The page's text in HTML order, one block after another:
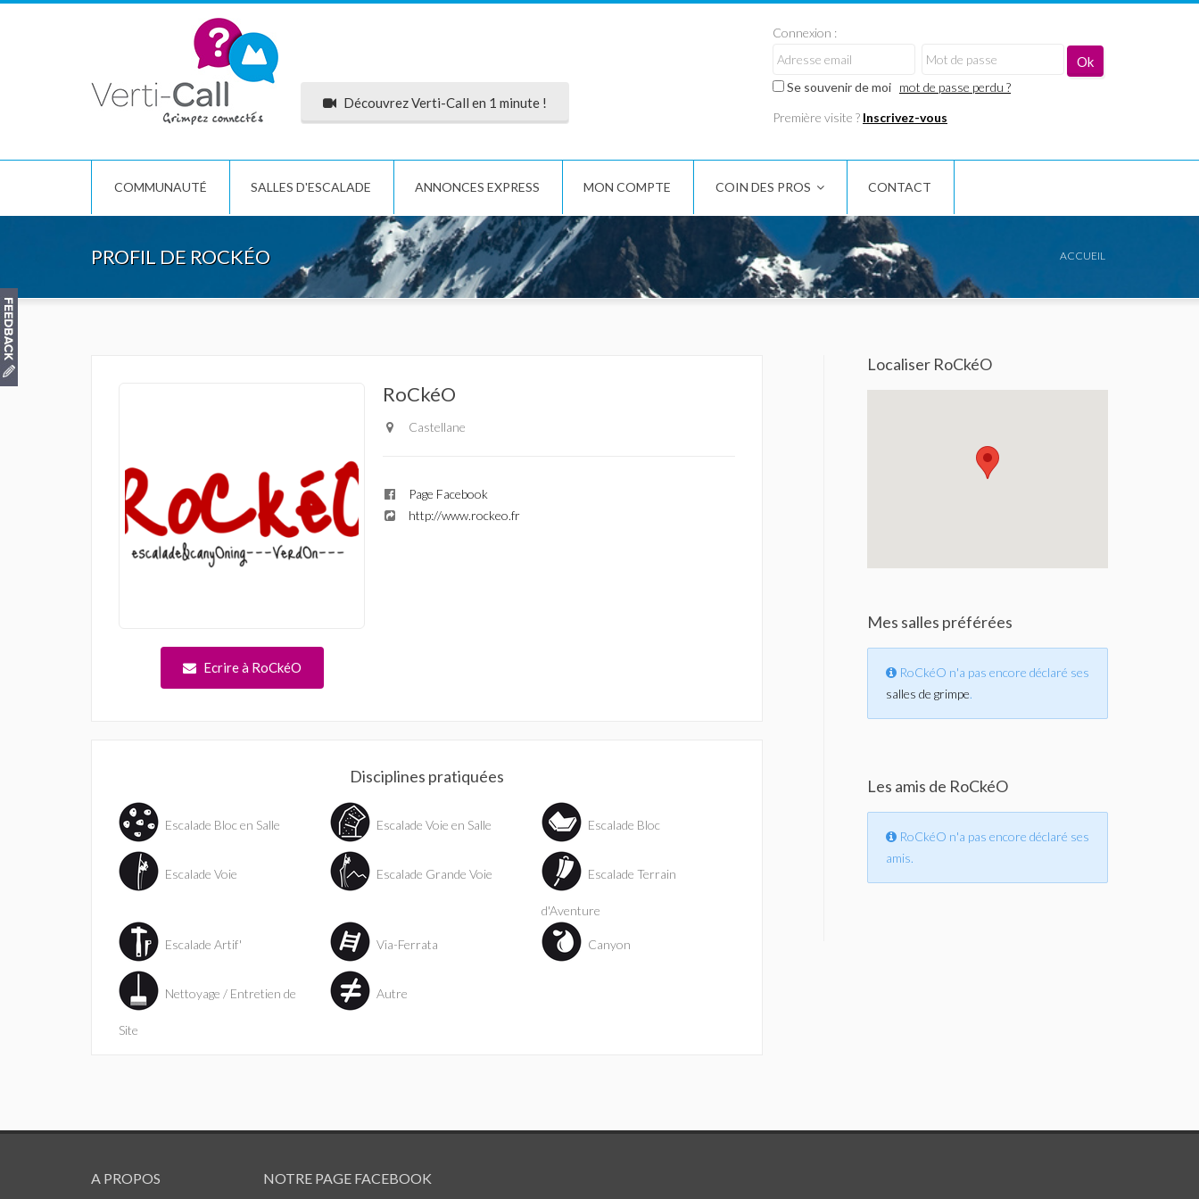
Découvrez Verti-Call en 1 minute !
Connexion :
Se souvenir de moi mot de passe perdu ?
Première visite ? Inscrivez-vous
COMMUNAUTÉ SALLES D'ESCALADE ANNONCES EXPRESS MON COMPTE COIN DES PROS CONTACT
PROFIL DE ROCKÉO ACCUEIL
Ecrire à RoCkéO
RoCkéO
Castellane
Page Facebook
http://www.rockeo.fr
Disciplines pratiquées
Escalade Bloc en Salle Escalade Voie en Salle Escalade Bloc
Escalade Voie Escalade Grande Voie Escalade Terrain
d'Aventure
Escalade Artif' Via-Ferrata Canyon
Nettoyage / Entretien de
Site
Autre
Localiser RoCkéO
Mes salles préférées
RoCkéO n'a pas encore déclaré ses
salles de grimpe.
Les amis de RoCkéO
RoCkéO n'a pas encore déclaré ses
amis.
A PROPOS NOTRE PAGE FACEBOOK